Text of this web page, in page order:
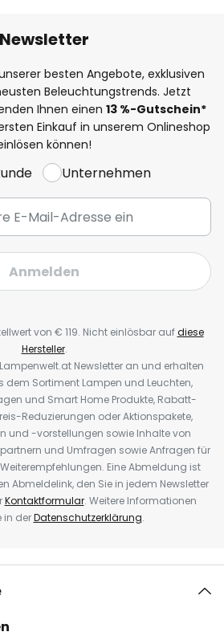
Newsletter
besten Angebote, exklusiven
Beleuchtungstrends. Jetzt
Ihnen einen 13 %-Gutschein*
Einkauf in unserem Onlineshop
können!
Unternehmen
Anmelden
von € 119. Nicht einlösbar aufdiese
Hersteller.
Newsletter an und erhalten
dem Sortiment Lampen und Leuchten,
und Smart Home Produkte, Rabatt-
Reduzierungen oder Aktionspakete,
und -vorstellungen sowie Inhalte von
und Umfragen sowie Anfragen für
Eine Abmeldung ist
Abmeldelink, den Sie in jedem Newsletter
Kontaktformular. Weitere Informationen
in derDatenschutzerklärung.